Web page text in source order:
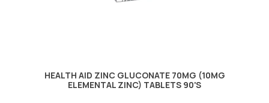
HEALTH AID ZINC GLUCONATE 70MG (10MG
ELEMENTAL ZINC) TABLETS 90'S